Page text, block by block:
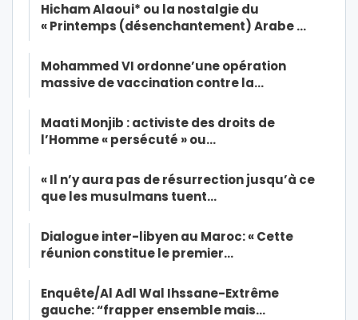
Hicham Alaoui* ou la nostalgie du
« Printemps (désenchantement) Arabe …
Mohammed VI ordonne’une opération
massive de vaccination contre la…
Maati Monjib : activiste des droits de
l’Homme « persécuté » ou…
« Il n’y aura pas de résurrection jusqu’à ce
que les musulmans tuent…
Dialogue inter-libyen au Maroc: « Cette
réunion constitue le premier…
Enquête/Al Adl Wal Ihssane-Extrême
gauche: “frapper ensemble mais…